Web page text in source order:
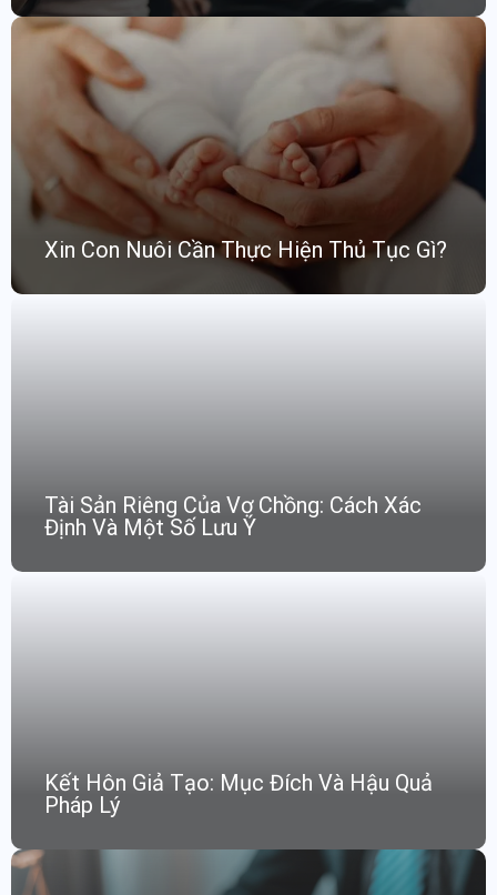
Xin Con Nuôi Cần Thực Hiện Thủ Tục Gì?
Tài Sản Riêng Của Vợ Chồng: Cách Xác
Định Và Một Số Lưu Ý
Kết Hôn Giả Tạo: Mục Đích Và Hậu Quả
Pháp Lý